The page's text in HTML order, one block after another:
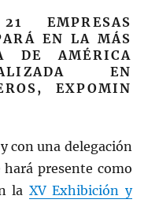
EMPRESAS
EN LA MÁS
DE AMÉRICA
EN
EXPOMIN
con una delegación
hará presente como
la XV Exhibición y